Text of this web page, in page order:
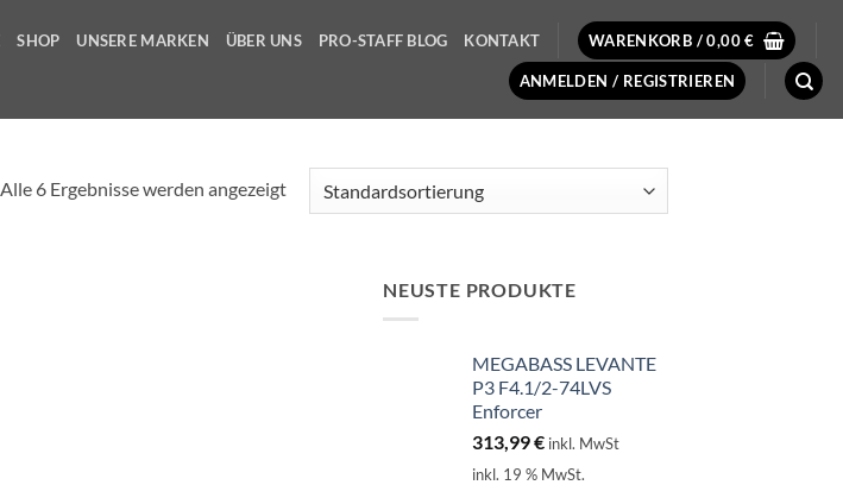
SHOP UNSERE MARKEN ÜBER UNS PRO-STAFF BLOG KONTAKT WARENKORB /0,00€
ANMELDEN / REGISTRIEREN
Alle 6 Ergebnisse werden angezeigt
NEUSTE PRODUKTE
MEGABASS LEVANTE
P3 F4.1/2-74LVS
Enforcer
313,99€ inkl. MwSt
inkl. 19 % MwSt.